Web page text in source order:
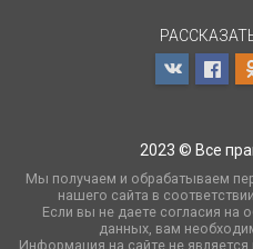
2023 © Все
Мы получаем и обрабатываем
нашего сайта в
Если вы не даете согласия на
данных, вам
Информация на сайте не